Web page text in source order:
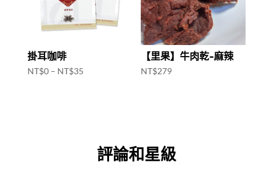
掛耳咖啡
NT$0– NT$35
【里果】牛肉乾-麻辣
NT$279
評論和星級